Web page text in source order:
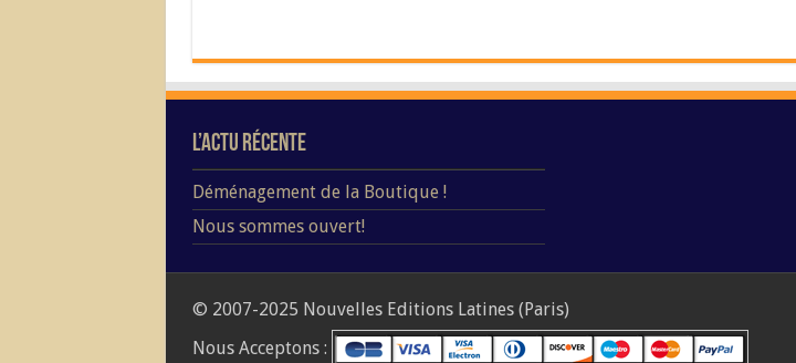
L’Actu Récente
Déménagement de la Boutique !
Nous sommes ouvert!
© 2007-2025 Nouvelles Editions Latines (Paris)
Nous Acceptons :